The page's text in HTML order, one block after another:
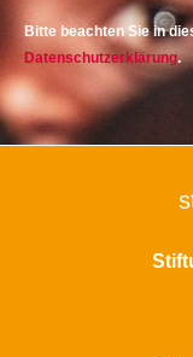
Bitte beachten Sie in
Datenschutzerklärung.